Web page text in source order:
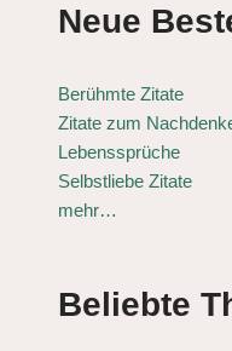
Neue
Berühmte Zitate
Zitate zum
Lebenssprüche
Selbstliebe Zitate
mehr…
Beliebte